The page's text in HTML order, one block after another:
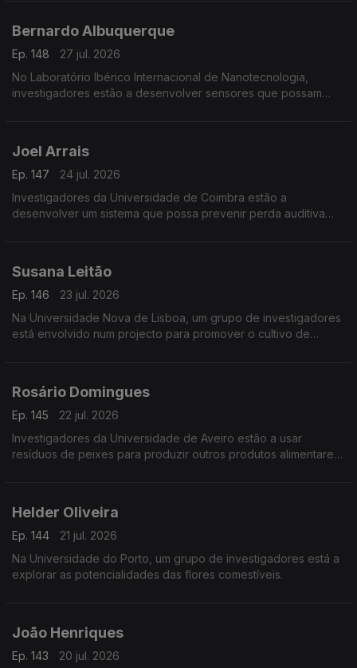
Bernardo Albuquerque
Ep. 148
27 jul. 2026
No Laboratório Ibérico Internacional de Nanotecnologia,
investigadores estão a desenvolver sensores que possam
Joel Arrais
Ep. 147
24 jul. 2026
Investigadores da Universidade de Coimbra estão a
desenvolver um sistema que possa prevenir perda auditiva
Susana Leitão
Ep. 146
23 jul. 2026
Na Universidade Nova de Lisboa, um grupo de investigadores
está envolvido num projecto para promover o cultivo de
Rosário Domingues
Ep. 145
22 jul. 2026
Investigadores da Universidade de Aveiro estão a usar
resíduos de peixes para produzir outros produtos alimentares
Helder Oliveira
Ep. 144
21 jul. 2026
Na Universidade do Porto, um grupo de investigadores está a
explorar as potencialidades das flores comestíveis.
João Henriques
Ep. 143
20 jul. 2026